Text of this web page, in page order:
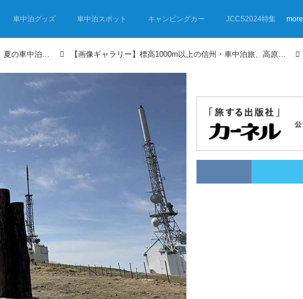
車中泊グッズ 車中泊スポット キャンピングカー JCCS2024特集 more
標高1000m以上の信州・車中泊旅、高原めぐり 夏の車中泊は涼しい信州を旅する② 【画像ギャラリー】標高1000m以上の信州・車中泊旅、高原めぐり